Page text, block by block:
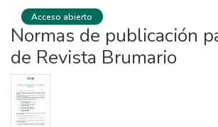
Acceso abierto
Normas de publicación
de Revista Brumario